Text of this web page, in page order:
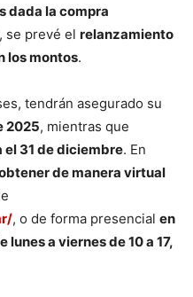
dada la compra
se prevé el relanzamiento
los montos.
tendrán asegurado su
2025, mientras que
el 31 de diciembre. En
de manera virtual
, o de forma presencial en
a viernes de 10 a 17,